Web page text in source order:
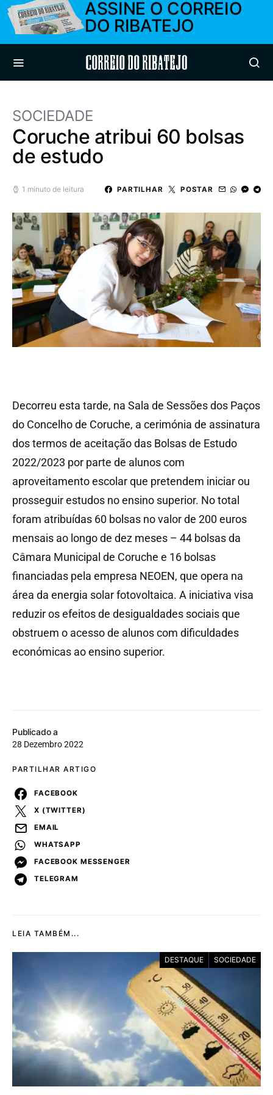
ASSINE O CORREIO
DO RIBATEJO
Correio do Ribatejo
SOCIEDADE
Coruche atribui 60 bolsas
de estudo
1 minuto de leitura PARTILHAR POSTAR
Publicado a
28 Dezembro 2022
PARTILHAR ARTIGO
FACEBOOK
X (TWITTER)
EMAIL
WHATSAPP
FACEBOOK MESSENGER
TELEGRAM
Decorreu esta tarde, na Sala de Sessões dos Paços
do Concelho de Coruche, a cerimónia de assinatura
dos termos de aceitação das Bolsas de Estudo
2022/2023 por parte de alunos com
aproveitamento escolar que pretendem iniciar ou
prosseguir estudos no ensino superior. No total
foram atribuídas 60 bolsas no valor de 200 euros
mensais ao longo de dez meses – 44 bolsas da
Câmara Municipal de Coruche e 16 bolsas
financiadas pela empresa NEOEN, que opera na
área da energia solar fotovoltaica. A iniciativa visa
reduzir os efeitos de desigualdades sociais que
obstruem o acesso de alunos com dificuldades
económicas ao ensino superior.
LEIA TAMBÉM...
DESTAQUE SOCIEDADE